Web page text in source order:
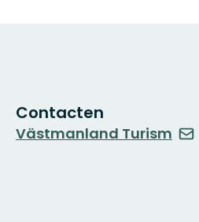
Contacten
Västmanland Turism